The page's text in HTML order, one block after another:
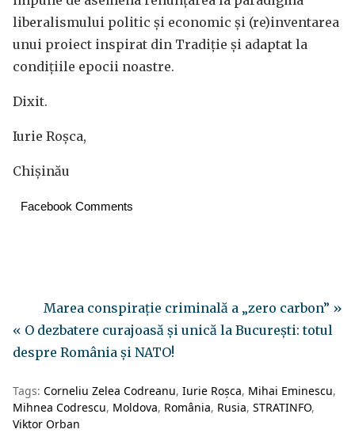
liberalismului politic și economic și (re)inventarea
unui proiect inspirat din Tradiție și adaptat la
condițiile epocii noastre.
Dixit.
Iurie Roșca,
Chișinău
Facebook Comments
Marea conspirație criminală a „zero carbon” »
« O dezbatere curajoasă și unică la București: totul
despre România și NATO!
Tags: Corneliu Zelea Codreanu Iurie Roșca Mihai Eminescu
Mihnea Codrescu Moldova România Rusia STRATINFO
Viktor Orban